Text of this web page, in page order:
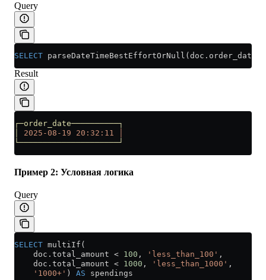
Query
SELECT parseDateTimeBestEffortOrNull( doc . order_date
Result
┌─order_date──────────┐
2025-08-19 20:32:11
└─────────────────────┘
Пример 2: Условная логика
Query
SELECT multiIf(
    doc
. total_amount < 100 , 'less_than_100' ,
    doc
. total_amount < 1000 , 'less_than_1000' ,
    '1000+'
) AS spendings